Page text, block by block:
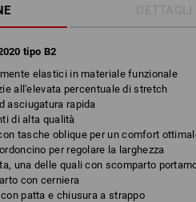
DETTAGLI
tipo B2
elastici in materiale funzionale
all'elevata percentuale di stretch
asciugatura rapida
di alta qualità
tasche oblique per un comfort
per regolare la larghezza
una delle quali con scomparto
con cerniera
patta e chiusura a strappo